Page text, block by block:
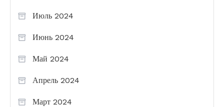
Июль 2024
Июнь 2024
Май 2024
Апрель 2024
Март 2024